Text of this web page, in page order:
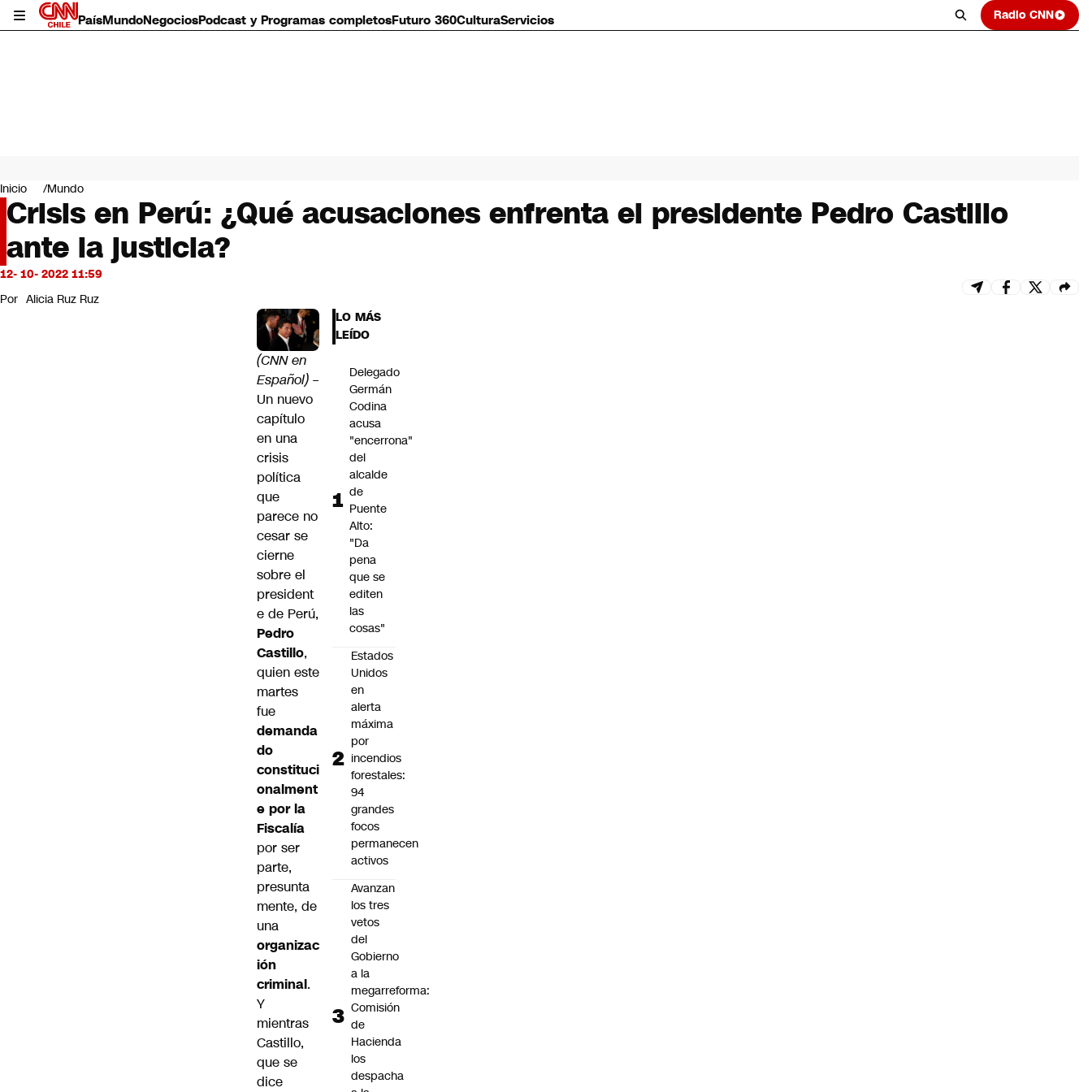
PaísMundoNegociosPodcast y Programas completosFuturo 360CulturaServicios Radio CNN
Mundo
Negocios
Deportes
Programas completos
Cultura
Servicios
Bits
CNN Data
Inicio Mundo
Crisis en Perú: ¿Qué acusaciones enfrenta el presidente Pedro Castillo
ante la justicia?
12- 10- 2022 11:59
Por Alicia Ruz Ruz
(CNN en
Español) –
Un nuevo
capítulo
en una
crisis
política
que
parece no
cesar se
cierne
sobre el
president
e de Perú,
Pedro
Castillo,
quien este
martes
fue
demanda
do
constituci
onalment
e por la
Fiscalía
por ser
parte,
presunta
mente, de
una
organizac
ión
criminal.
Y
mientras
Castillo,
que se
dice
LO MÁS
LEÍDO
Delegado
Germán
Codina
acusa
"encerrona"
del
alcalde
de
Puente
Alto:
"Da
pena
que se
editen
las
cosas"
Estados
Unidos
en
alerta
máxima
por
incendios
forestales:
94
grandes
focos
permanecen
activos
Avanzan
los tres
vetos
del
Gobierno
a la
megarreforma:
Comisión
de
Hacienda
los
despacha